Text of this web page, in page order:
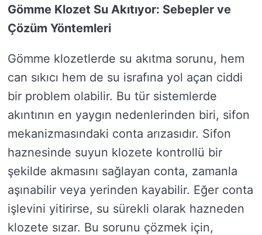
Gömme Klozet Su Akıtıyor: Sebepler ve
Çözüm Yöntemleri
Gömme klozetlerde su akıtma sorunu, hem
can sıkıcı hem de su israfına yol açan ciddi
bir problem olabilir. Bu tür sistemlerde
akıntının en yaygın nedenlerinden biri, sifon
mekanizmasındaki conta arızasıdır. Sifon
haznesinde suyun klozete kontrollü bir
şekilde akmasını sağlayan conta, zamanla
aşınabilir veya yerinden kayabilir. Eğer conta
işlevini yitirirse, su sürekli olarak hazneden
klozete sızar. Bu sorunu çözmek için,